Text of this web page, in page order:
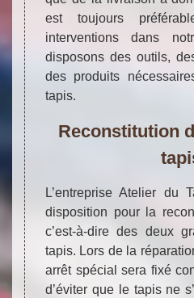
est toujours
interventions dans
disposons des outils,
des produits
tapis.
Reconstitution
L’entreprise Atelier du
disposition pour la
c’est-à-dire des deux
tapis. Lors de la
arrêt spécial sera fixé
d’éviter que le tapis ne